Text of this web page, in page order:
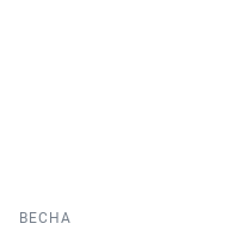
ВЕСНА